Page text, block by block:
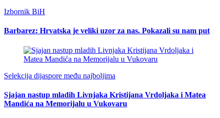
Izbornik BiH
Barbarez: Hrvatska je veliki uzor za nas. Pokazali su nam put
Selekcija dijaspore među najboljima
Sjajan nastup mladih Livnjaka Kristijana Vrdoljaka i Matea
Mandića na Memorijalu u Vukovaru